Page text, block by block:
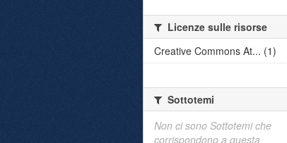
Licenze sulle risorse
Creative Commons At... (1)
Sottotemi
Non ci sono Sottotemi che
corrispondono a questa